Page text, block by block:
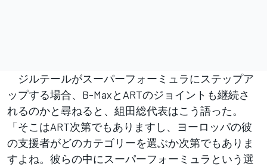
ジルテールがスーパーフォーミュラにステップア
ップする場合、B-MaxとARTのジョイントも継続さ
れるのかと尋ねると、組田総代表はこう語った。
「そこはART次第でもありますし、ヨーロッパの彼
の支援者がどのカテゴリーを選ぶか次第でもありま
すよね。彼らの中にスーパーフォーミュラという選